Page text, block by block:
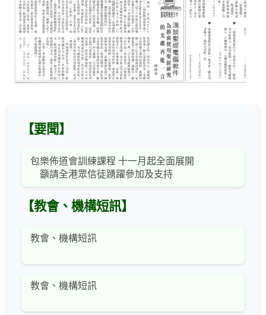
【要聞】
包樂佈道會訓練課程 十一月起全面展開
籲請全港眾信徒踴躍參加及支持
【教會、機構短訊】
教會、機構短訊
教會、機構短訊